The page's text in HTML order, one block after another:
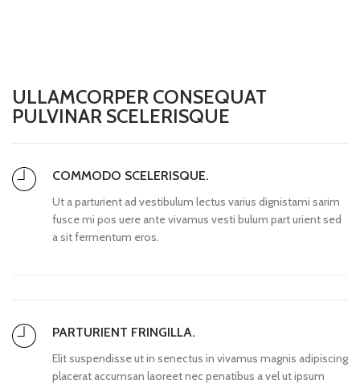
ULLAMCORPER CONSEQUAT
PULVINAR SCELERISQUE
COMMODO SCELERISQUE.
Ut a parturient ad vestibulum lectus varius dignistami sarim
fusce mi pos uere ante vivamus vesti bulum part urient sed
a sit fermentum eros.
PARTURIENT FRINGILLA.
Elit suspendisse ut in senectus in vivamus magnis adipiscing
placerat accumsan laoreet nec penatibus a vel ut ipsum